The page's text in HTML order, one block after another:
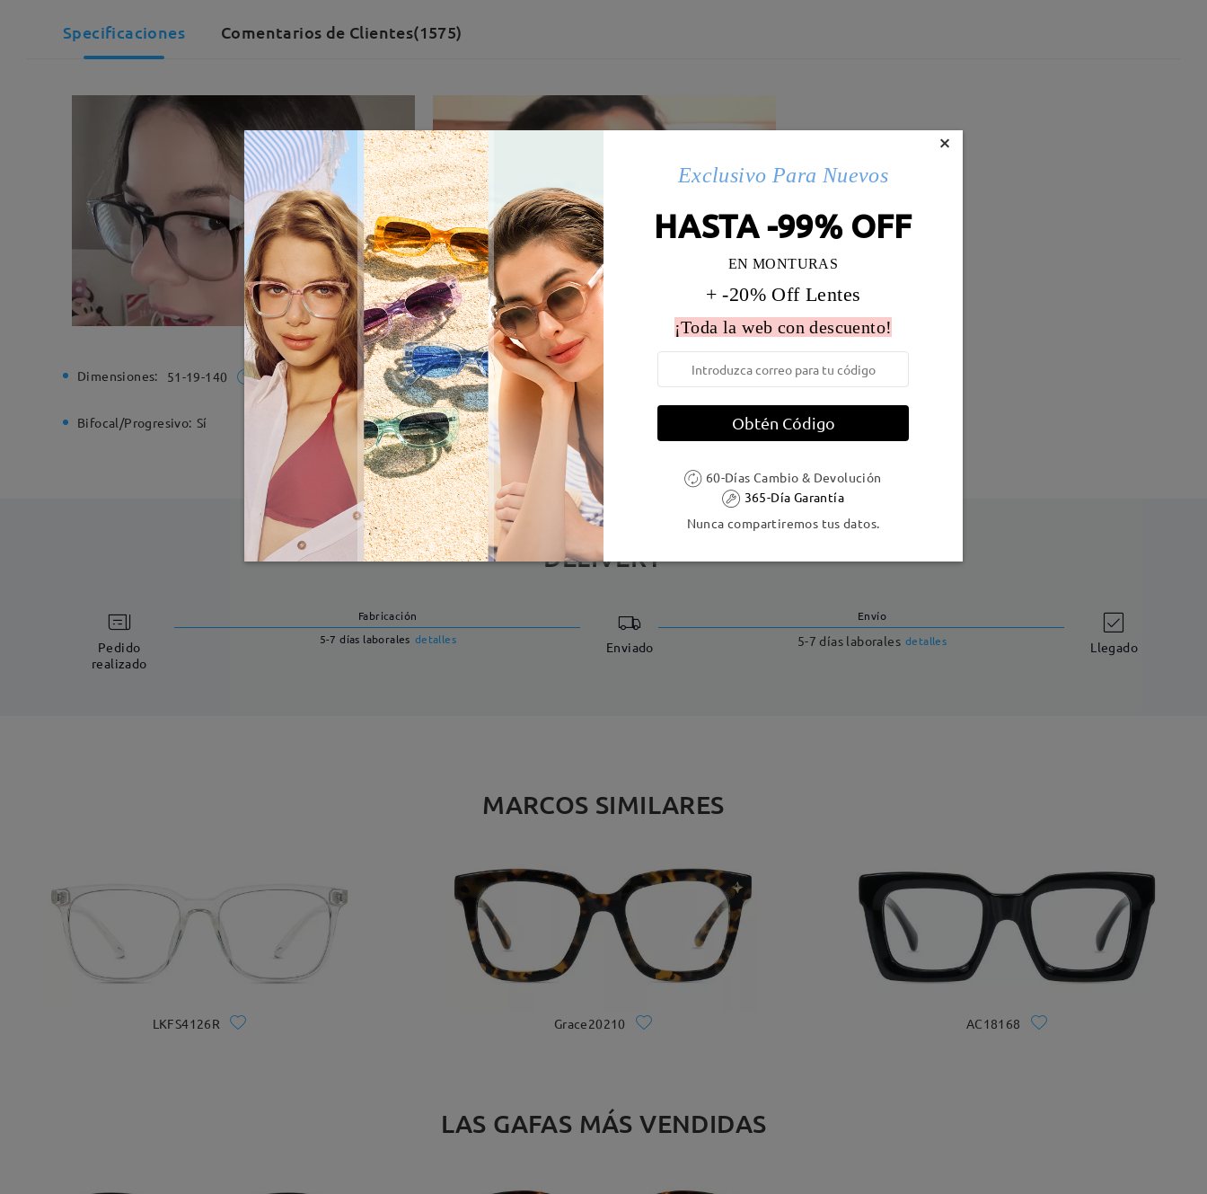
Specificaciones Comentarios de Clientes(1575)
Dimensiones: 51-19-140 Ancho de la montura: 134 mm Medio) Diametro de lentes: 52 mm
Bifocal/Progresivo: Sí Bisagra de resorte: No Material de la montura: Materiales Mixtos
DELIVERY
Pedido
realizado
Fabricación
5-7 días laborales detalles Enviado
Envío
5-7 días laborales detalles Llegado
MARCOS SIMILARES
LKFS4126R Grace20210 AC18168
LAS GAFAS MÁS VENDIDAS
×
Exclusivo Para Nuevos
HASTA -99% OFF
EN MONTURAS
+ -20% Off Lentes
¡Toda la web con descuento!
Obtén Código
60-Días Cambio & Devolución
365-Día Garantía
Nunca compartiremos tus datos.